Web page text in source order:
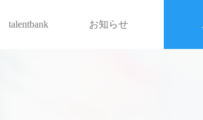
talentbank お知らせ